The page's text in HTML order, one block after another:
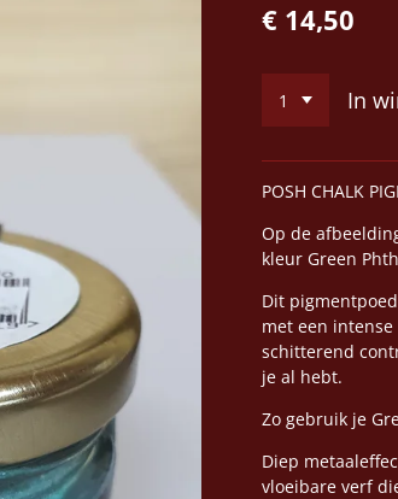
€ 14,50
In
POSH CHALK
Op de
kleur Green
Dit
met een
schitterend
je al hebt.
Zo gebruik je
Diep
vloeibare verf